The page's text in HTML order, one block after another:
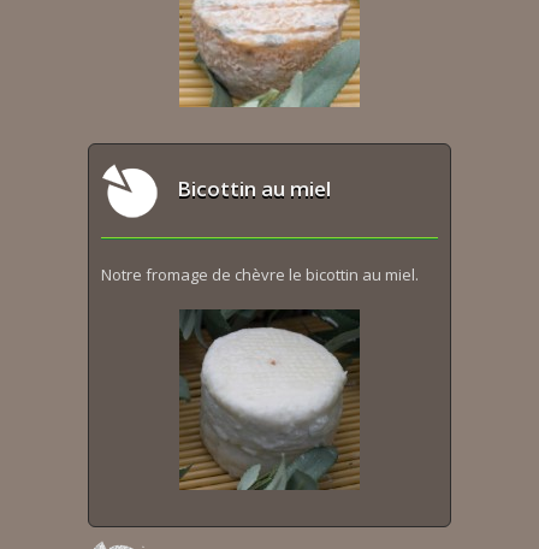
Bicottin au miel
Notre fromage de chèvre le bicottin au miel.